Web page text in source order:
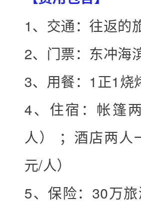
1、交通：往返的
2、门票：东冲海
3、用餐：1正1烧
4、住宿：帐篷
人） ；酒店两人
元/人）
5、保险：30万